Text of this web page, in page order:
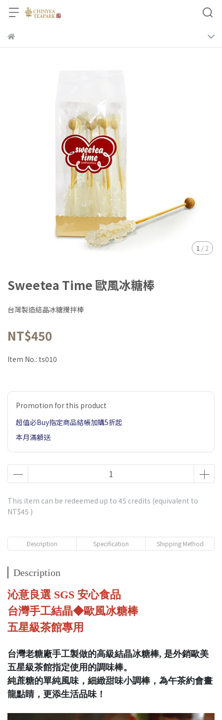
1 / 2
Sweetea Time 歐風冰糖棒
台灣製造結晶冰糖攪拌棒
NT$450
Item No.: ts010
Promotion for this product
超值必Buy指定商品結帳加購5折起
本月滿額送
This item can be redeemed up to 45 credits (equivalent to
NT$45 )
Description Specification Shipping Method
Description
沁意良選 SGS 安心食品
台灣手工結晶◆歐風冰糖棒
五星級茶館專用
台灣老糖廠手工製做的高級結晶冰糖棒, 是外銷歐美
五星級茶館指定使用的調味棒。
純蔗糖的單純風味，細緻甜味小調棒，為午茶約會畫
龍點睛，更添生活品味！